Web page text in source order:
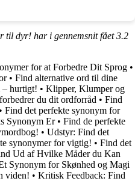
til dyr! har i gennemsnit fået3.2
for at Forbedre Dit Sprog •
• Find alternative ord til dine
– hurtigt! • Klipper, Klumper og
du dit ordforråd • Find
• Find det perfekte synonym for
Synonym Er• Find de perfekte
• Udstyr: Find det
synonymer for vigtig! • Find det
Ud af Hvilke Måder du Kan
Synonym for Skønhed og Magi
viden! • Kritisk Feedback: Find